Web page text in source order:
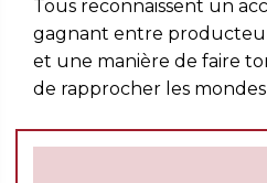
Tous reconnaissent un
gagnant entre
et une manière de faire
de rapprocher les